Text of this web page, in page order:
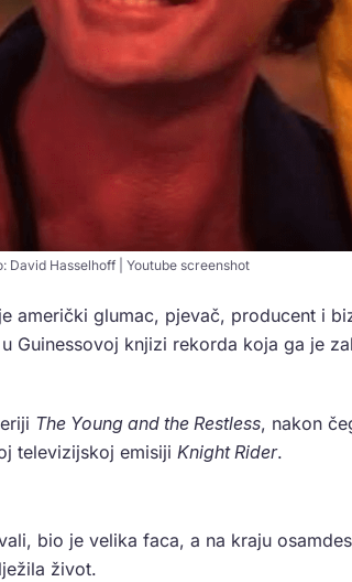
David Hasselhoff | Youtube screenshot
američki glumac, pjevač, producent i
Guinessovoj knjizi rekorda koja ga je
The Young and the Restless, nakon
televizijskoj emisiji Knight Rider.
bio je velika faca, a na kraju
život.